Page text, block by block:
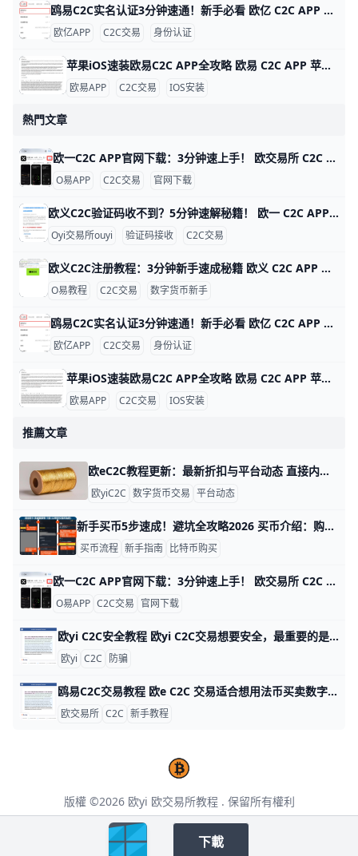
鸥易C2C实名认证3分钟速通！新手必看 欧亿 C2C APP 实名认证全攻略 欧交易所APP的C2C实名认证超级简单，只需几分钟就能完成，就能安全买币卖币。比如，新用户小李下载APP后，按步骤认证，马上解锁每天最高25万元的交易限额，避免黑客盗用账户。udn+1
欧亿APP C2C交易 身份认证
苹果iOS速装欧易C2C APP全攻略 欧易 C2C APP 苹果 iOS 安装指南 欧易（OKX）C2C APP 是数字货币点对点交易的首选工具，全球用户超5000万。它支持人民币、美元等多种法币快速买卖比特币、以太坊等，支持台湾用户本地支付如街口支付，交易费仅0.1%。iOS用户无法直接从中国App Store下载，但用海外Apple ID只需10分钟搞定。
欧易APP C2C交易 IOS安装
熱門文章
欧一C2C APP官网下载：3分钟速上手！ 欧交易所 C2C APP 官网下载指南 鸥易（ouyi）是全球知名的数字货币交易平台，它的 C2C 功能让用户能轻松用人民币买比特币或以太坊。比如，你可以用银行卡直接从认证商家买币，交易只需几分钟，手续费通常在 0.1% 以下，比传统交易所更方便。ddzfj+1
O易APP C2C交易 官网下载
欧义C2C验证码收不到？5分钟速解秘籍！ 欧一 C2C APP 验证码接收问题详解 欧亿（欧yi）C2C APP 是数字货币交易的好帮手，但很多人登录或卖币时收不到验证码。根据用户反馈，约 70% 的问题来自网络信号差，比如高峰期短信延迟 5-10 分钟。别急，这里一步步教你解决，5 分钟就能搞定。
Oyi交易所ouyi 验证码接收 C2C交易
欧义C2C注册教程：3分钟新手速成秘籍 欧义 C2C APP 注册账号超详细教程 大家好！今天我们来聊聊如何在欧义（歐yi）C2C APP上注册账号。Oyi交易所是全球知名的加密货币交易平台，C2C功能让新手能轻松用人民币买USDT等币种。这个教程从零开始，步骤超简单，跟着做3-5分钟就能搞定。udn+2
O易教程 C2C交易 数字货币新手
鸥易C2C实名认证3分钟速通！新手必看 欧亿 C2C APP 实名认证全攻略 欧交易所APP的C2C实名认证超级简单，只需几分钟就能完成，就能安全买币卖币。比如，新用户小李下载APP后，按步骤认证，马上解锁每天最高25万元的交易限额，避免黑客盗用账户。udn+1
欧亿APP C2C交易 身份认证
苹果iOS速装欧易C2C APP全攻略 欧易 C2C APP 苹果 iOS 安装指南 欧易（OKX）C2C APP 是数字货币点对点交易的首选工具，全球用户超5000万。它支持人民币、美元等多种法币快速买卖比特币、以太坊等，支持台湾用户本地支付如街口支付，交易费仅0.1%。iOS用户无法直接从中国App Store下载，但用海外Apple ID只需10分钟搞定。
欧易APP C2C交易 IOS安装
推薦文章
欧eC2C教程更新：最新折扣与平台动态 直接内容如下，供你作为博客素材使用，语言为中文（zh-CN）： 标题：热门资讯｜欧 Yi C2C教程更新：最新折扣与平台动态 在数字货币交易日新月异的今天，欧亿（欧交易所）的C2C市场又迎来一轮重要更新。本篇汇总了近期的教程更新、最新折扣信息，以及平台动态，帮助读者把握交易机会与风险点。
欧yiC2C 数字货币交易 平台动态
新手买币5步速成！避坑全攻略2026 买币介绍：购买流程与新手常见问题 准备工作简单上手 新手买币前，先挑大交易所，比如币安或欧易OKX，这两个平台每天交易量超百亿美元，用户超2亿，中文界面友好。下载官方APP，用手机号注册只需1分钟，然后上传身份证和人脸识别完成KYC验证，整个过程不到10分钟。记得马上开双重验证，比如Google Authenticator，每天能挡99%的黑客攻击。
买币流程 新手指南 比特币购买
欧一C2C APP官网下载：3分钟速上手！ 欧交易所 C2C APP 官网下载指南 鸥易（ouyi）是全球知名的数字货币交易平台，它的 C2C 功能让用户能轻松用人民币买比特币或以太坊。比如，你可以用银行卡直接从认证商家买币，交易只需几分钟，手续费通常在 0.1% 以下，比传统交易所更方便。ddzfj+1
O易APP C2C交易 官网下载
欧yi C2C安全教程 欧yi C2C交易想要安全，最重要的是先选对对象，再按平台流程操作。比如，优先选择成交量高、完成率稳定、评价正常的商家，不要因为价格便宜就下单，因为低价订单往往更容易藏着风险。新手可以先从小额订单开始，例如先试一次100到500元的小额交易，确认流程没问题后再提高金额，这样更容易控制损失。
欧yi C2C 防骗
鸥易C2C交易教程 欧e C2C 交易适合想用法币买卖数字资产的新手，因为流程清楚，操作也不复杂。你只要先完成实名认证，再设置好收付款方式，就能开始交易，例如常见的银行卡、支付宝、微信支付等方式都要提前绑定好，而且账户姓名必须一致，这样后面下单时才不会出问题。
欧交易所 C2C 新手教程
版權 ©2026欧yi 欧交易所教程 . 保留所有權利
本页面包含第三方合作推广链接，点击后将跳转至第三方网站，请仔细阅读其用户
下載